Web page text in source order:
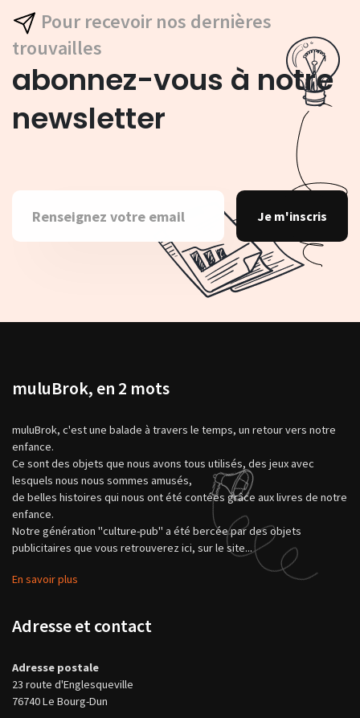
Pour recevoir nos dernières
trouvailles
abonnez-vous à notre
newsletter
Je m'inscris
muluBrok, en 2 mots
muluBrok, c'est une balade à travers le temps, un retour vers notre
enfance.
Ce sont des objets que nous avons tous utilisés, des jeux avec
lesquels nous nous sommes amusés,
de belles histoires qui nous ont été contées grâce aux livres de notre
enfance.
Notre génération "culture-pub" a été bercée par des objets
publicitaires que vous retrouverez ici, sur le site...
En savoir plus
Adresse et contact
Adresse postale
23 route d'Englesqueville
76740 Le Bourg-Dun